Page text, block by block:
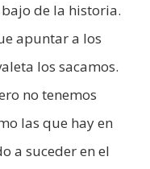
de la historia.
apuntar a los
los sacamos.
no tenemos
las que hay en
a suceder en el